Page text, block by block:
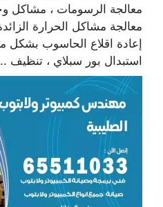
معالجة الرسومات ، مشاكل
معالجة مشاكل الحرارة
إعادة اقلاع الحاسوب بشكل
استبدال بور سبلاي ، تنظيف